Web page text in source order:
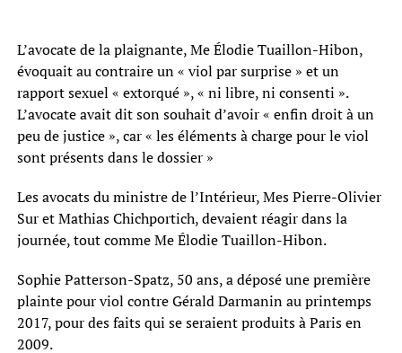
L’avocate de la plaignante, Me Élodie Tuaillon-Hibon,
évoquait au contraire un « viol par surprise » et un
rapport sexuel « extorqué », « ni libre, ni consenti ».
L’avocate avait dit son souhait d’avoir « enfin droit à un
peu de justice », car « les éléments à charge pour le viol
sont présents dans le dossier »
Les avocats du ministre de l’Intérieur, Mes Pierre-Olivier
Sur et Mathias Chichportich, devaient réagir dans la
journée, tout comme Me Élodie Tuaillon-Hibon.
Sophie Patterson-Spatz, 50 ans, a déposé une première
plainte pour viol contre Gérald Darmanin au printemps
2017, pour des faits qui se seraient produits à Paris en
2009.